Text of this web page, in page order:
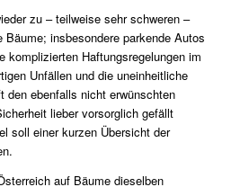
zu – teilweise sehr schweren –
Bäume; insbesondere parkende Autos
komplizierten Haftungsregelungen im
Unfällen und die uneinheitliche
den ebenfalls nicht erwünschten
lieber vorsorglich gefällt
soll einer kurzen Übersicht der
auf Bäume dieselben